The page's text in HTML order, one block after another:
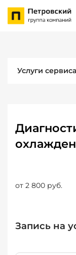
Услуги сервиса
от 2 800 руб.
Запись на